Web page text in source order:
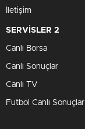
İletişim
SERVİSLER 2
Canlı Borsa
Canlı Sonuçlar
Canlı TV
Futbol Canlı Sonuçlar